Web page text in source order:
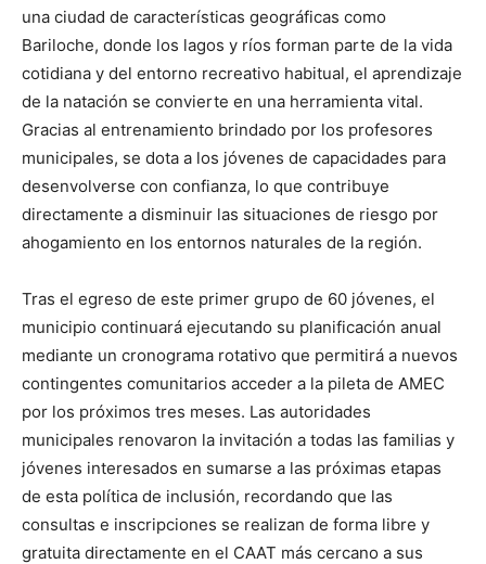
una ciudad de características geográficas como
Bariloche, donde los lagos y ríos forman parte de la vida
cotidiana y del entorno recreativo habitual, el aprendizaje
de la natación se convierte en una herramienta vital.
Gracias al entrenamiento brindado por los profesores
municipales, se dota a los jóvenes de capacidades para
desenvolverse con confianza, lo que contribuye
directamente a disminuir las situaciones de riesgo por
ahogamiento en los entornos naturales de la región.
Tras el egreso de este primer grupo de 60 jóvenes, el
municipio continuará ejecutando su planificación anual
mediante un cronograma rotativo que permitirá a nuevos
contingentes comunitarios acceder a la pileta de AMEC
por los próximos tres meses. Las autoridades
municipales renovaron la invitación a todas las familias y
jóvenes interesados en sumarse a las próximas etapas
de esta política de inclusión, recordando que las
consultas e inscripciones se realizan de forma libre y
gratuita directamente en el CAAT más cercano a sus